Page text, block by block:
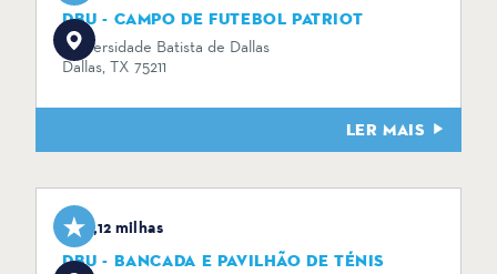
DBU - CAMPO DE FUTEBOL PATRIOT
Universidade Batista de Dallas
Dallas, TX 75211
LER MAIS
0,12 milhas
DBU - BANCADA E PAVILHÃO DE TÉNIS